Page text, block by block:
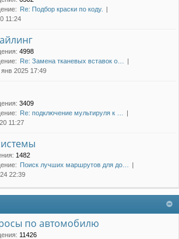
Re: Подбор краски по коду.
11:24
: 4998
Re: Замена тканевых вставок о…
янв 2025 17:49
: 3409
Re: подключение мультируля к …
11:27
: 1482
Поиск лучших маршрутов для до…
22:39
по автомобилю
: 11426